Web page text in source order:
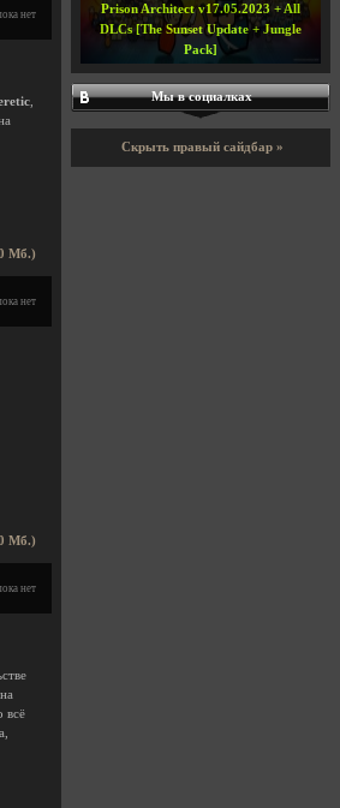
нет
Мб.)
нет
Мб.)
нет
всё
Prison Architect v17.05.2023 + All
DLCs [The Sunset Update + Jungle
Pack]
Мы в социалках
Скрыть правый сайдбар »